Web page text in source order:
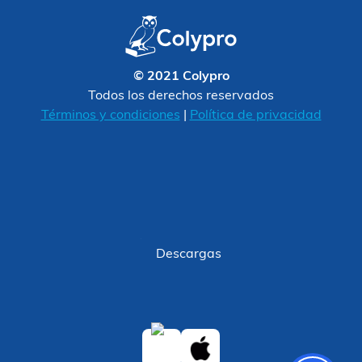
© 2021 Colypro
Todos los derechos reservados
Términos y condiciones
Política de privacidad
Descargas